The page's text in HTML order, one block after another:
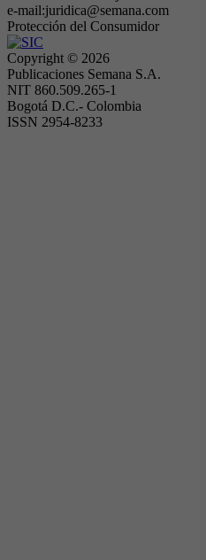
e-mail:juridica@semana.com
Protección del Consumidor
Copyright © 2026
Publicaciones Semana S.A.
NIT 860.509.265-1
Bogotá D.C.- Colombia
ISSN 2954-8233